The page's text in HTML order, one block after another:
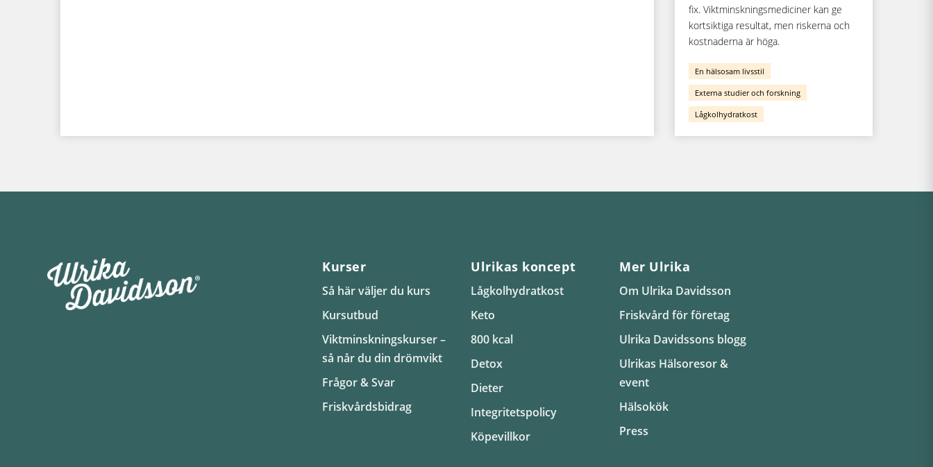
fix. Viktminskningsmediciner kan ge
kortsiktiga resultat, men riskerna och
kostnaderna är höga.
En hälsosam livsstil
Externa studier och forskning
Lågkolhydratkost
Kurser
Så här väljer du kurs
Kursutbud
Viktminskningskurser –
så når du din drömvikt
Frågor & Svar
Friskvårdsbidrag
Ulrikas koncept
Lågkolhydratkost
Keto
800 kcal
Detox
Dieter
Integritetspolicy
Köpevillkor
Mer Ulrika
Om Ulrika Davidsson
Friskvård för företag
Ulrika Davidssons blogg
Ulrikas Hälsoresor &
event
Hälsokök
Press